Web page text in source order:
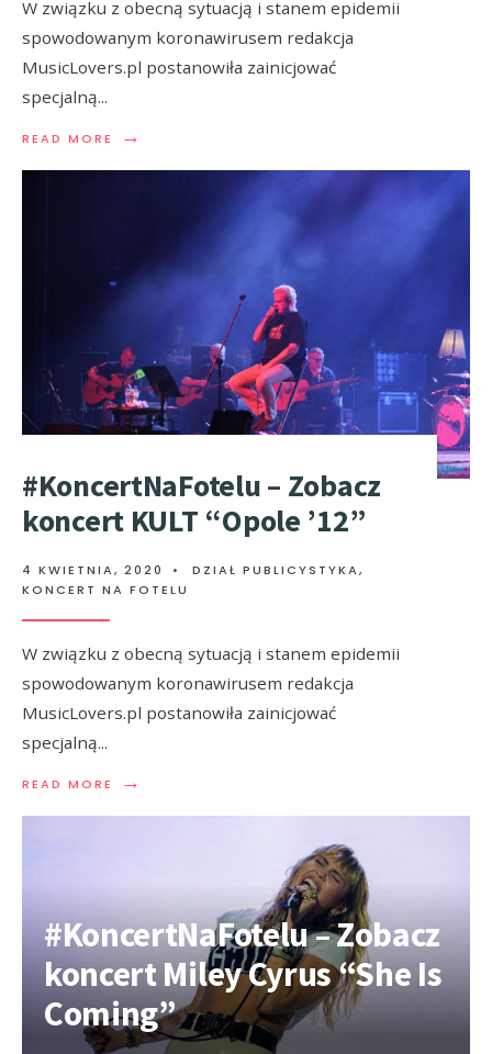
W związku z obecną sytuacją i stanem epidemii
spowodowanym koronawirusem redakcja
MusicLovers.pl postanowiła zainicjować
specjalną...
READ MORE →
#KoncertNaFotelu – Zobacz
koncert KULT “Opole ’12”
4 KWIETNIA, 2020 • DZIAŁ PUBLICYSTYKA,
KONCERT NA FOTELU
W związku z obecną sytuacją i stanem epidemii
spowodowanym koronawirusem redakcja
MusicLovers.pl postanowiła zainicjować
specjalną...
READ MORE →
#KoncertNaFotelu – Zobacz
koncert Miley Cyrus “She Is
Coming”